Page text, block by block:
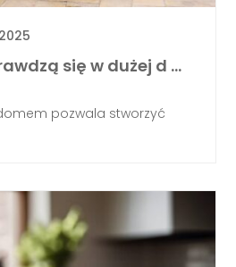
się w dużej d …
pozwala stworzyć